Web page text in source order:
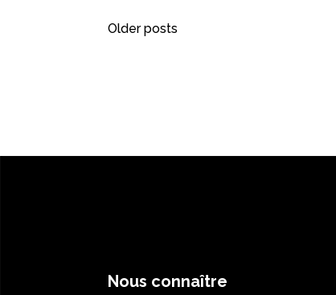
Older posts
Nous connaître